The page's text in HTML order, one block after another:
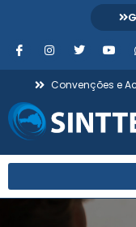
Convenções e